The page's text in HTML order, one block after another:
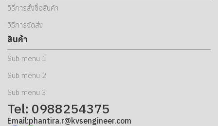
วิธีการสั่งซื้อสินค้า
วิธีการจัดส่ง
สินค้า
Sub menu 1
Sub menu 2
Sub menu 3
Tel: 0988254375
Email:phantira.r@kvsengineer.com